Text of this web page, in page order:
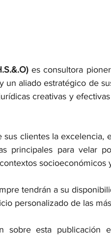
es consultora
un aliado estratégico de
creativas y
clientes la excelencia,
principales para velar
socioeconómicos
tendrán a su
personalizado de las